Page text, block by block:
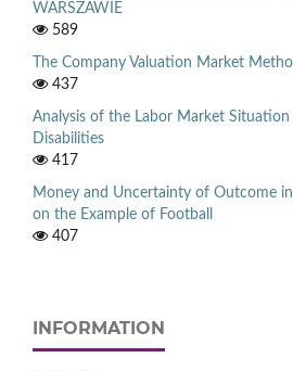
WARSZAWIE
589
The Company Valuation Market
437
Analysis of the Labor Market
Disabilities
417
Money and Uncertainty of Outcome
on the Example of Football
407
INFORMATION